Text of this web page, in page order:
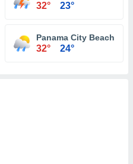
32° 23°
Panama City Beach
32° 24°